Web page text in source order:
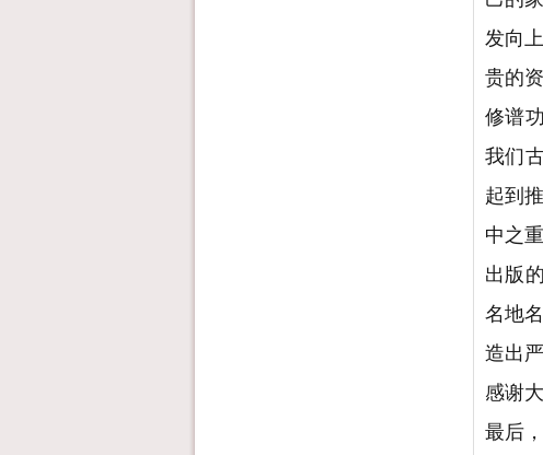
发向
贵的
修谱
我们
起到
中之
出版
名地
造出
感谢
最后